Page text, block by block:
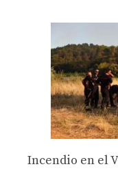
Incendio en el